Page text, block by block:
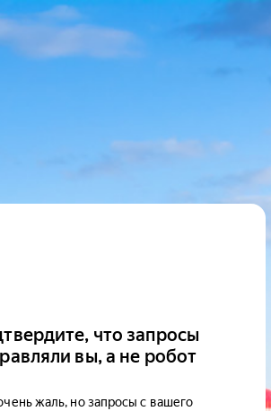
что запросы
вы, а не робот
жаль, но запросы с вашего